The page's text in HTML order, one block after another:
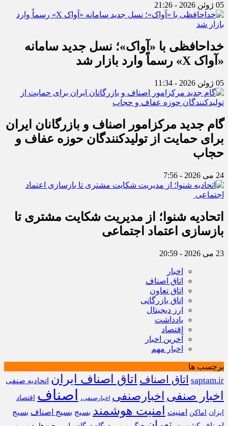
05 ژوئن 2026 - 21:26
خداحافظی با «آواک»؛ نسل جدید سامانه
«آواک X» رسماً وارد بازار شد
05 ژوئن 2026 - 11:34
گام جدید مرکزامور اصناف و بازرگانان ایران
برای حمایت از تولیدکنندگان حوزه عفاف و
حجاب
24 می 2026 - 7:56
اتحادیه شنوا؛ از مدیریت شکایت مشتری تا
بازسازی اعتماد اجتماعی ‌
23 می 2026 - 20:59
اخبار
اتاق اصناف
اتاق تعاون
اتاق بازرگانی
ارز دیجیتال
یادداشت
اقتصاد
آخرین اخبار
اخبار مهم
برچسب ها
saptam.ir اتاق اصناف اتاق اصناف ایران اتحادیه صنفی
اخبار صنفی اخبارصنفی اخبارصنفی، اصناف
اقتصاد
ایران
اماکن امنیت امنیت هوشمند بسیج بسیج اصناف بسیج